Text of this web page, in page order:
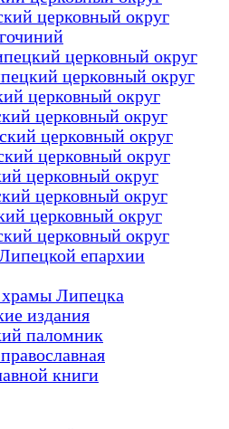
церковный округ
церковный округ
церковный округ
церковный округ
церковный округ
церковный округ
церковный округ
церковный округ
церковный округ
церковный округ
церковный округ
епархии
Липецка
издания
паломник
книги